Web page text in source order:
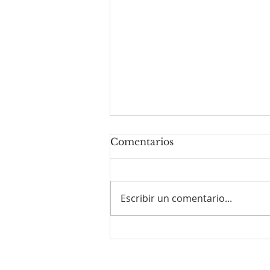
Comentarios
Escribir un comentario...